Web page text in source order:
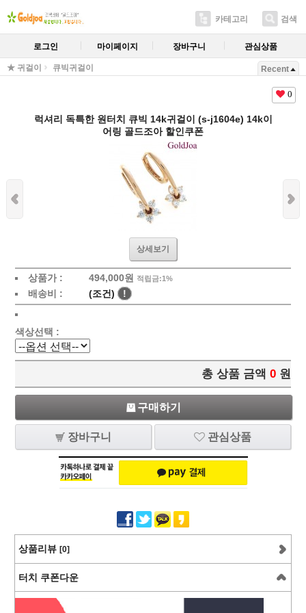
카테고리 검색
로그인 마이페이지 장바구니 관심상품
★ 귀걸이 큐빅귀걸이 Recent
0
럭셔리 독특한 원터치 큐빅 14k귀걸이 (s-j1604e) 14k이
어링 골드조아 할인쿠폰
상세보기
상품가 : 494,000원 적립금:1%
배송비 : (조건) !
색상선택 :
총 상품 금액 0 원
구매하기
장바구니 관심상품
상품리뷰 [0]
터치 쿠폰다운